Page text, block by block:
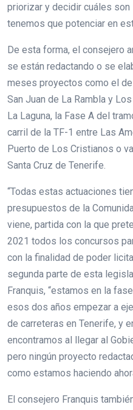
priorizar y decidir cuáles
tenemos que potenciar en
De esta forma, el consejero
se están redactando o se
meses proyectos como el
San Juan de La Rambla y
La Laguna, la Fase A del
carril de la TF-1 entre Las
Puerto de Los Cristianos o
Santa Cruz de Tenerife.
“Todas estas actuaciones
presupuestos de la
viene, partida con la que
2021 todos los concursos
con la finalidad de poder
segunda parte de esta
Franquis, “estamos en la
esos dos años empezar a
de carreteras en Tenerife, y
encontramos al llegar al
pero ningún proyecto
como estamos haciendo
El consejero Franquis